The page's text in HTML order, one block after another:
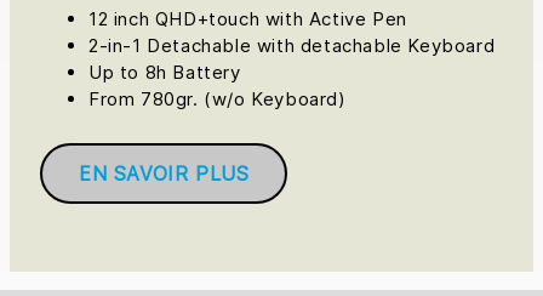
12 inch QHD+touch with Active Pen
2-in-1 Detachable with detachable Keyboard
Up to 8h Battery
From 780gr. (w/o Keyboard)
EN SAVOIR PLUS